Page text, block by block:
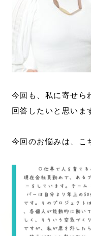
今回も、私に寄せら
回答したいと思いま
今回のお悩みは、こ